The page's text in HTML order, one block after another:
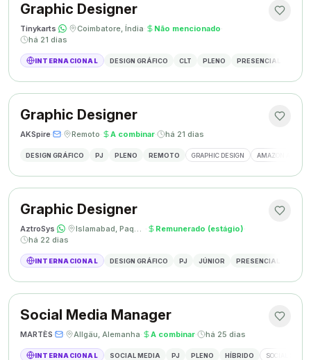
Graphic Designer
Tinykarts· · Coimbatore, Índia· Não mencionado·
há 21 dias
INTERNACIONAL DESIGN GRÁFICO CLT PLENO PRESENCIAL
Graphic Designer
AKSpire· · Remoto· A combinar· há 21 dias
DESIGN GRÁFICO PJ PLENO REMOTO GRAPHIC DESIGN AMAZON A+
Graphic Designer
AztroSys· · Islamabad, Paquistão · Remunerado (estágio)·
há 22 dias
INTERNACIONAL DESIGN GRÁFICO PJ JÚNIOR PRESENCIAL
Social Media Manager
MARTÈS· · Allgäu, Alemanha· A combinar· há 25 dias
INTERNACIONAL SOCIAL MEDIA PJ PLENO HÍBRIDO SOCIAL MEDIA